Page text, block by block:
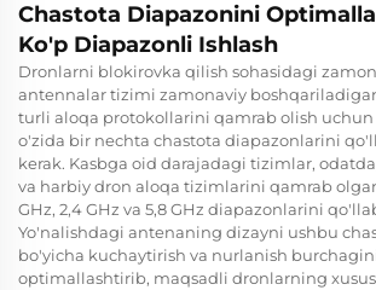
Chastota Diapazonini
Ko'p Diapazonli Ishlash
Dronlarni blokirovka qilish sohasidagi
antennalar tizimi zamonaviy
turli aloqa protokollarini qamrab olish
o'zida bir nechta chastota diapazonlarini
kerak. Kasbga oid darajadagi tizimlar,
va harbiy dron aloqa tizimlarini qamrab
GHz, 2,4 GHz va 5,8 GHz diapazonlarini
Yo'nalishdagi antenaning dizayni ushbu
bo'yicha kuchaytirish va nurlanish
optimallashtirib, maqsadli dronlarning